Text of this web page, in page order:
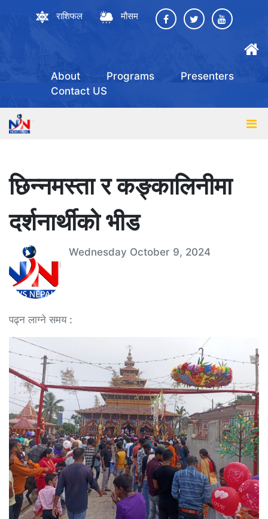
राशिफल मौसम
About Programs
Presenters
Contact US
छिन्नमस्ता र कङ्कालिनीमा
दर्शनार्थीको भीड
Wednesday October 9, 2024
पढ्न लाग्ने समय :